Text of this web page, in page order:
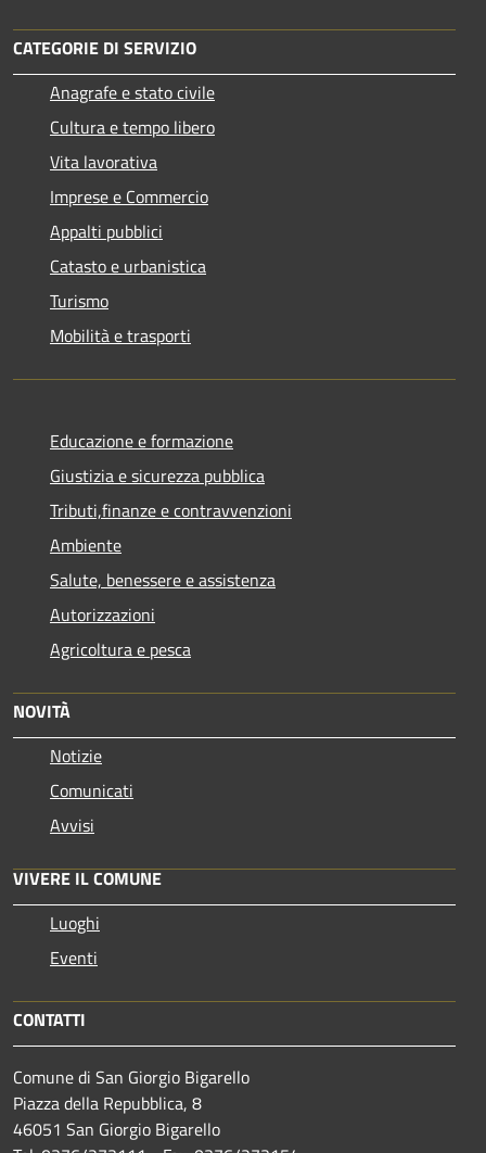
CATEGORIE DI SERVIZIO
Anagrafe e stato civile
Cultura e tempo libero
Vita lavorativa
Imprese e Commercio
Appalti pubblici
Catasto e urbanistica
Turismo
Mobilità e trasporti
Educazione e formazione
Giustizia e sicurezza pubblica
Tributi,finanze e contravvenzioni
Ambiente
Salute, benessere e assistenza
Autorizzazioni
Agricoltura e pesca
NOVITÀ
Notizie
Comunicati
Avvisi
VIVERE IL COMUNE
Luoghi
Eventi
CONTATTI
Comune di San Giorgio Bigarello
Piazza della Repubblica, 8
46051 San Giorgio Bigarello